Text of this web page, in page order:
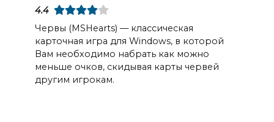
4.4
Червы (MSHearts) — классическая
карточная игра для Windows, в которой
Вам необходимо набрать как можно
меньше очков, скидывая карты червей
другим игрокам.